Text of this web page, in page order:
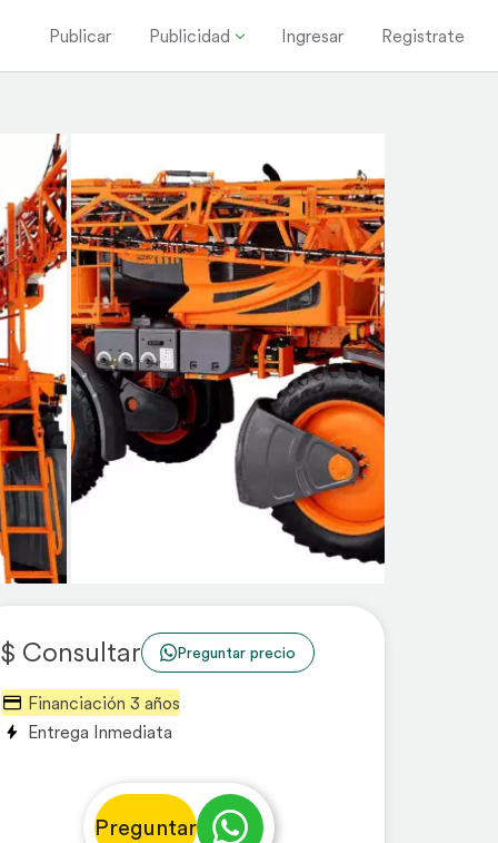
Publicar Publicidad Ingresar Registrate
$ Consultar Preguntar precio
Financiación 3 años
Entrega Inmediata
Preguntar